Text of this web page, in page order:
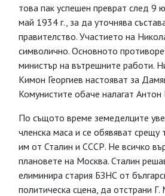
това пак успешен преврат след 9
май 1934 г., за да уточнява
правителство. Участието на
символично. Основното
министър на вътрешните работи.
Кимон Георгиев настояват за
Комунистите обаче налагат
По същото време земеделците
членска маса и се обявяват срещу
им от Сталин и СССР. Не всичко
плановете на Москва. Сталин
елиминира стария БЗНС от
политическа сцена, да отстрани